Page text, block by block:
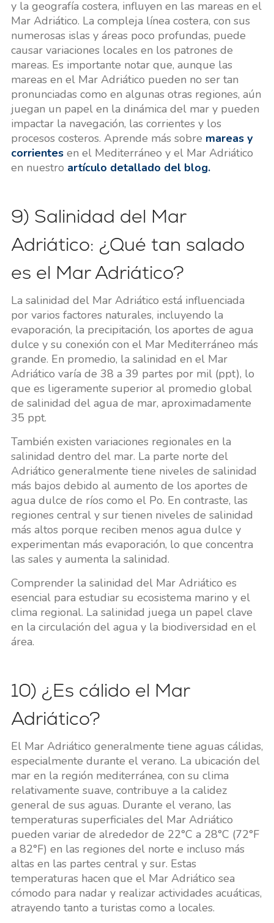
y la geografía costera, influyen en las mareas en el
Mar Adriático. La compleja línea costera, con sus
numerosas islas y áreas poco profundas, puede
causar variaciones locales en los patrones de
mareas. Es importante notar que, aunque las
mareas en el Mar Adriático pueden no ser tan
pronunciadas como en algunas otras regiones, aún
juegan un papel en la dinámica del mar y pueden
impactar la navegación, las corrientes y los
procesos costeros. Aprende más sobre mareas y
corrientesen el Mediterráneo y el Mar Adriático
en nuestro artículo detallado del blog.
9) Salinidad del Mar
Adriático: ¿Qué tan salado
es el Mar Adriático?
La salinidad del Mar Adriático está influenciada
por varios factores naturales, incluyendo la
evaporación, la precipitación, los aportes de agua
dulce y su conexión con el Mar Mediterráneo más
grande. En promedio, la salinidad en el Mar
Adriático varía de 38 a 39 partes por mil (ppt), lo
que es ligeramente superior al promedio global
de salinidad del agua de mar, aproximadamente
35 ppt.
También existen variaciones regionales en la
salinidad dentro del mar. La parte norte del
Adriático generalmente tiene niveles de salinidad
más bajos debido al aumento de los aportes de
agua dulce de ríos como el Po. En contraste, las
regiones central y sur tienen niveles de salinidad
más altos porque reciben menos agua dulce y
experimentan más evaporación, lo que concentra
las sales y aumenta la salinidad.
Comprender la salinidad del Mar Adriático es
esencial para estudiar su ecosistema marino y el
clima regional. La salinidad juega un papel clave
en la circulación del agua y la biodiversidad en el
área.
10) ¿Es cálido el Mar
Adriático?
El Mar Adriático generalmente tiene aguas cálidas,
especialmente durante el verano. La ubicación del
mar en la región mediterránea, con su clima
relativamente suave, contribuye a la calidez
general de sus aguas. Durante el verano, las
temperaturas superficiales del Mar Adriático
pueden variar de alrededor de 22°C a 28°C (72°F
a 82°F) en las regiones del norte e incluso más
altas en las partes central y sur. Estas
temperaturas hacen que el Mar Adriático sea
cómodo para nadar y realizar actividades acuáticas,
atrayendo tanto a turistas como a locales.